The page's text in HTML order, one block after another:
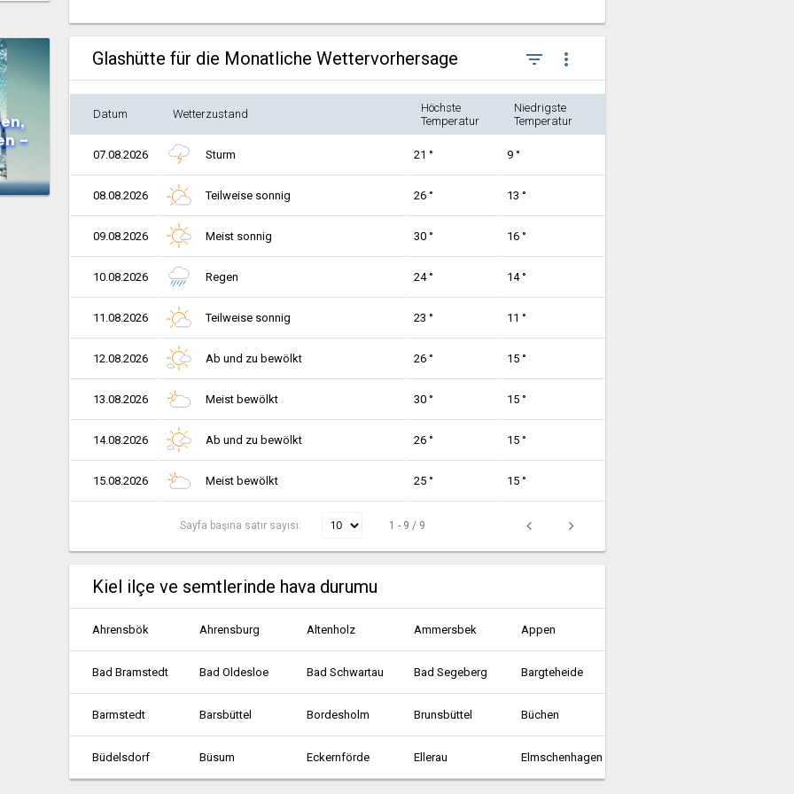
–
Glashütte für die Monatliche Wettervorhersage filter_list more_vert
Datum Wetterzustand
Höchste
Temperatur
Niedrigste
Temperatur
07.08.2026 Sturm 21 ° 9 °
08.08.2026 Teilweise sonnig 26 ° 13 °
09.08.2026 Meist sonnig 30 ° 16 °
10.08.2026 Regen 24 ° 14 °
11.08.2026 Teilweise sonnig 23 ° 11 °
12.08.2026 Ab und zu bewölkt 26 ° 15 °
13.08.2026 Meist bewölkt 30 ° 15 °
14.08.2026 Ab und zu bewölkt 26 ° 15 °
15.08.2026 Meist bewölkt 25 ° 15 °
Sayfa başına satır sayısı: 1 - 9 / 9
Kiel ilçe ve semtlerinde hava durumu
Ahrensbök Ahrensburg Altenholz Ammersbek Appen
Bad Bramstedt Bad Oldesloe Bad Schwartau Bad Segeberg Bargteheide
Barmstedt Barsbüttel Bordesholm Brunsbüttel Büchen
Büdelsdorf Büsum Eckernförde Ellerau Elmschenhagen